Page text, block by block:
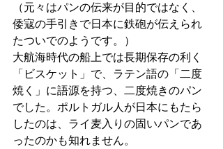
（元々はパンの伝来が目的ではなく、
倭寇の手引きで日本に鉄砲が伝えられ
たついでのようです。）
大航海時代の船上では長期保存の利く
「ビスケット」で、ラテン語の「二度
焼く」に語源を持つ、二度焼きのパン
でした。ポルトガル人が日本にもたら
したのは、ライ麦入りの固いパンであ
ったのかも知れません。